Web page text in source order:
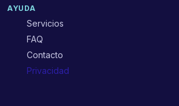
AYUDA
Servicios
FAQ
Contacto
Privacidad